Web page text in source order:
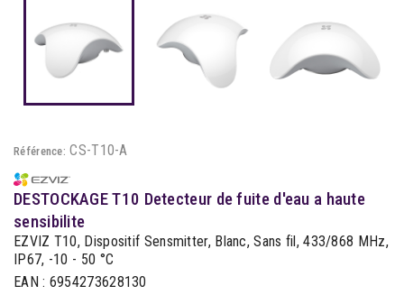
Référence: CS-T10-A
DESTOCKAGE T10 Detecteur de fuite d'eau a haute
sensibilite
EZVIZ T10, Dispositif Sensmitter, Blanc, Sans fil, 433/868 MHz,
IP67, -10 - 50 °C
EAN : 6954273628130